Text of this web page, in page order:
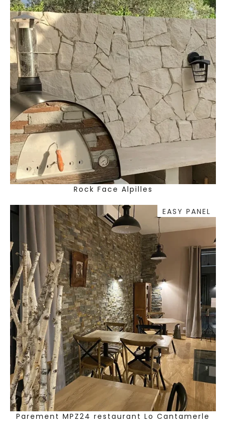
Rock Face Alpilles
Parement MPZ24 restaurant Lo Cantamerle
EASY PANEL